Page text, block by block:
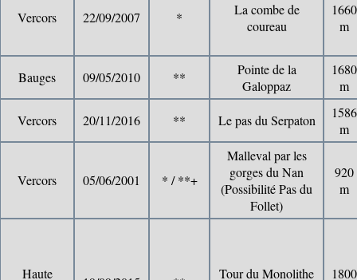
Vercors 22/09/2007 *
La combe de
coureau
1660
m
Bauges 09/05/2010 **
Pointe de la
Galoppaz
1680
m
Vercors 20/11/2016 ** Le pas du Serpaton
1586
m
Vercors 05/06/2001 * / **+
Malleval par les
gorges du Nan
(Possibilité Pas du
Follet)
920
m
Haute Tour du Monolithe 1800